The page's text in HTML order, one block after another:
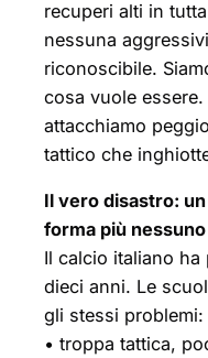
recuperi alti in
nessuna
riconoscibile.
cosa vuole
attacchiamo
tattico che
Il vero disastro:
forma più nessuno
Il calcio italiano
dieci anni. Le
gli stessi problemi:
• troppa tattica,